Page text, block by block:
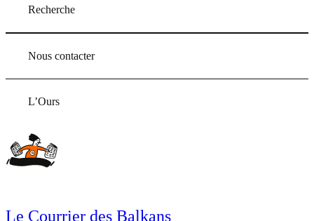
Recherche
Nous contacter
L’Ours
Le Courrier des Balkans